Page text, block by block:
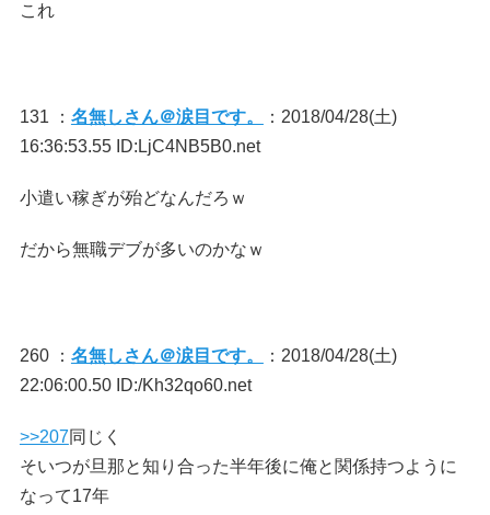
これ
131 ： 名無しさん＠涙目です。
：2018/04/28(土)
16:36:53.55 ID:LjC4NB5B0.net
小遣い稼ぎが殆どなんだろｗ
だから無職デブが多いのかなｗ
260 ： 名無しさん＠涙目です。
：2018/04/28(土)
22:06:00.50 ID:/Kh32qo60.net
>>207同じく
そいつが旦那と知り合った半年後に俺と関係持つように
なって17年